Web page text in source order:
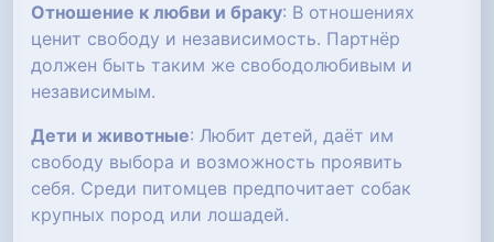
Отношение к любви и браку: В отношениях
ценит свободу и независимость. Партнёр
должен быть таким же свободолюбивым и
независимым.
Дети и животные: Любит детей, даёт им
свободу выбора и возможность проявить
себя. Среди питомцев предпочитает собак
крупных пород или лошадей.